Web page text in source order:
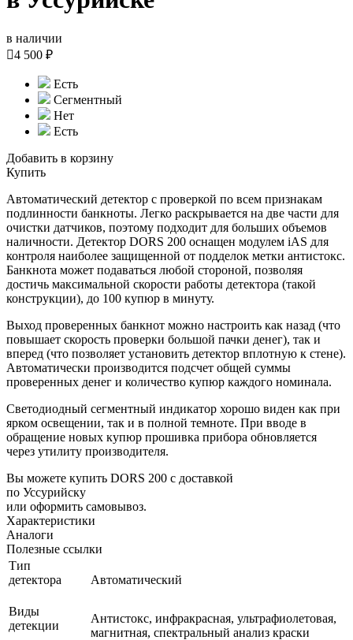
в наличии
4 500 ₽
Есть
Сегментный
Нет
Есть
Добавить в корзину
Купить
Автоматический детектор с проверкой по всем признакам
подлинности банкноты. Легко раскрывается на две части для
очистки датчиков, поэтому подходит для больших объемов
наличности. Детектор DORS 200 оснащен модулем iAS для
контроля наиболее защищенной от подделок метки антистокс.
Банкнота может подаваться любой стороной, позволяя
достичь максимальной скорости работы детектора (такой
конструкции), до 100 купюр в минуту.
Выход проверенных банкнот можно настроить как назад (что
повышает скорость проверки большой пачки денег), так и
вперед (что позволяет установить детектор вплотную к стене).
Автоматически производится подсчет общей суммы
проверенных денег и количество купюр каждого номинала.
Светодиодный сегментный индикатор хорошо виден как при
ярком освещении, так и в полной темноте. При вводе в
обращение новых купюр прошивка прибора обновляется
через утилиту производителя.
Вы можете купить DORS 200 с доставкой
по Уссурийску
или оформить самовывоз.
Характеристики
Аналоги
Полезные ссылки
Тип
детектора
Автоматический
Виды
детекции
Антистокс, инфракрасная, ультрафиолетовая,
магнитная, спектральный анализ краски